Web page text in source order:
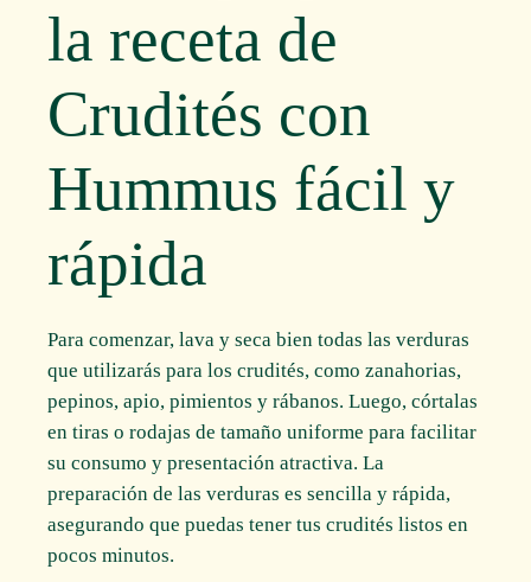
la receta de
Crudités con
Hummus fácil y
rápida
Para comenzar, lava y seca bien todas las verduras
que utilizarás para los crudités, como zanahorias,
pepinos, apio, pimientos y rábanos. Luego, córtalas
en tiras o rodajas de tamaño uniforme para facilitar
su consumo y presentación atractiva. La
preparación de las verduras es sencilla y rápida,
asegurando que puedas tener tus crudités listos en
pocos minutos.